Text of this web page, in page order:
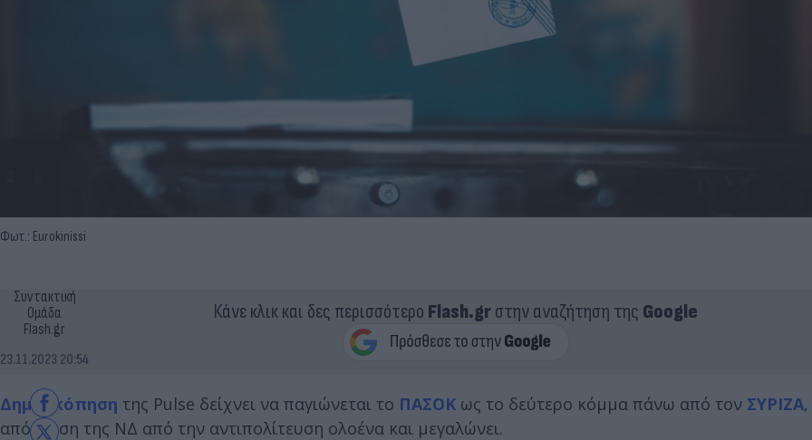
Φωτ.: Eurokinissi
Συντακτική
Ομάδα
Flash.gr
23.11.2023 20:54
Κάνε κλικ και δες περισσότερο Flash.grστην αναζήτηση της Google
Δημοσκόπηση της Pulse δείχνει να παγιώνεται το ΠΑΣΟΚ ως το δεύτερο κόμμα πάνω από τον ΣΥΡΙΖΑ
απόσταση της ΝΔ από την αντιπολίτευση ολοένα και μεγαλώνει.